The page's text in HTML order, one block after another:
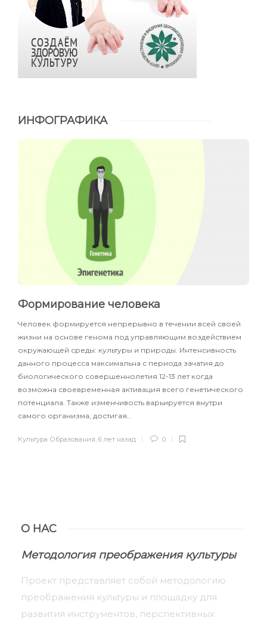
ИНФОГРАФИКА
Формирование человека
Человек формируется непрерывно в течении всей своей
жизни на основе генома под управляющим воздействием
окружающей среды: культуры и природы. Интенсивность
данного процесса максимальна с периода зачатия до
биологического совершеннолетия 12-13 лет когда
возможна своевременная активация всего генетического
потенциала. Также изменчивость варьируется внутри
самого организма, достигая…
Культура Образования 6 лет назад 0
О НАС
Методология преображения культуры
Проект представляет собой методологию
преображения культуры и площадку для
развития инструментов, перспективных